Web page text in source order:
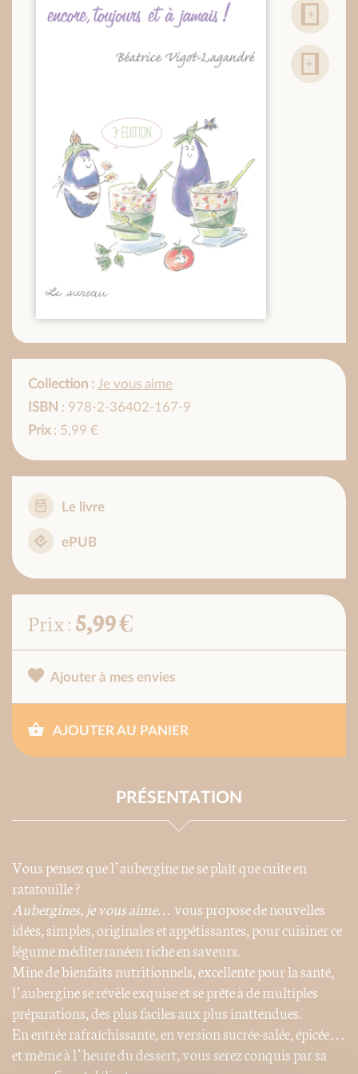
Collection : Je vous aime
ISBN : 978-2-36402-167-9
Prix: 5,99 €
Le livre
ePUB
Prix :5,99 €
Ajouter à mes envies
AJOUTER AU PANIER
PRÉSENTATION
Vous pensez que l’aubergine ne se plaît que cuite en
ratatouille ?
Aubergines, je vous aime… vous propose de nouvelles
idées, simples, originales et appétissantes, pour cuisiner ce
légume méditerranéen riche en saveurs.
Mine de bienfaits nutritionnels, excellente pour la santé,
l’aubergine se révèle exquise et se prête à de multiples
préparations, des plus faciles aux plus inattendues.
En entrée rafraîchissante, en version sucrée-salée, épicée…
et même à l’heure du dessert, vous serez conquis par sa